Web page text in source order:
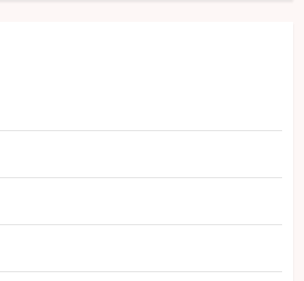
Atmosfer ve Özel Hazırlıklar